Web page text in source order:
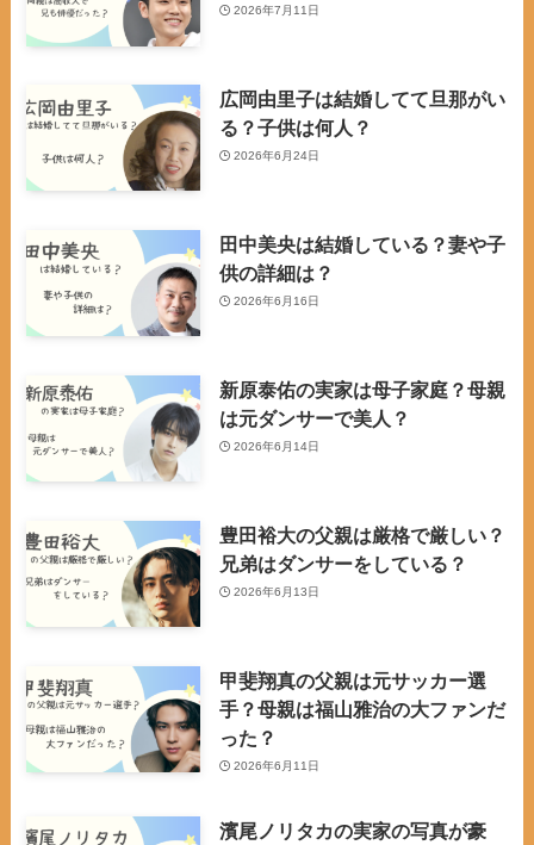
2026年7月11日
広岡由里子は結婚してて旦那がい
る？子供は何人？
2026年6月24日
田中美央は結婚している？妻や子
供の詳細は？
2026年6月16日
新原泰佑の実家は母子家庭？母親
は元ダンサーで美人？
2026年6月14日
豊田裕大の父親は厳格で厳しい？
兄弟はダンサーをしている？
2026年6月13日
甲斐翔真の父親は元サッカー選
手？母親は福山雅治の大ファンだ
った？
2026年6月11日
濱尾ノリタカの実家の写真が豪